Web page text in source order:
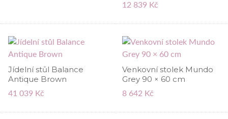
12 839 Kč
Jídelní stůl Balance
Antique Brown
41 039 Kč
Venkovní stolek Mundo
Grey 90 × 60 cm
8 642 Kč